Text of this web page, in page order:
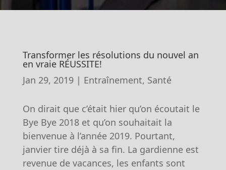
Transformer les résolutions du nouvel an
en vraie RÉUSSITE!
Jan 29, 2019| Entraînement, Santé
On dirait que c’était hier qu’on écoutait le
Bye Bye 2018 et qu’on souhaitait la
bienvenue à l’année 2019. Pourtant,
janvier tire déjà à sa fin. La gardienne est
revenue de vacances, les enfants sont